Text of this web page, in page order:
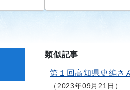
類似記事
第１回高知県史編さ
2023年09月21日